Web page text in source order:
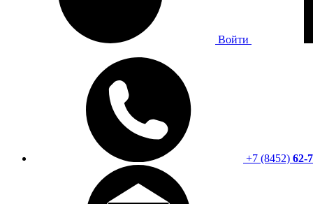
Войти
+7 (8452) 62-